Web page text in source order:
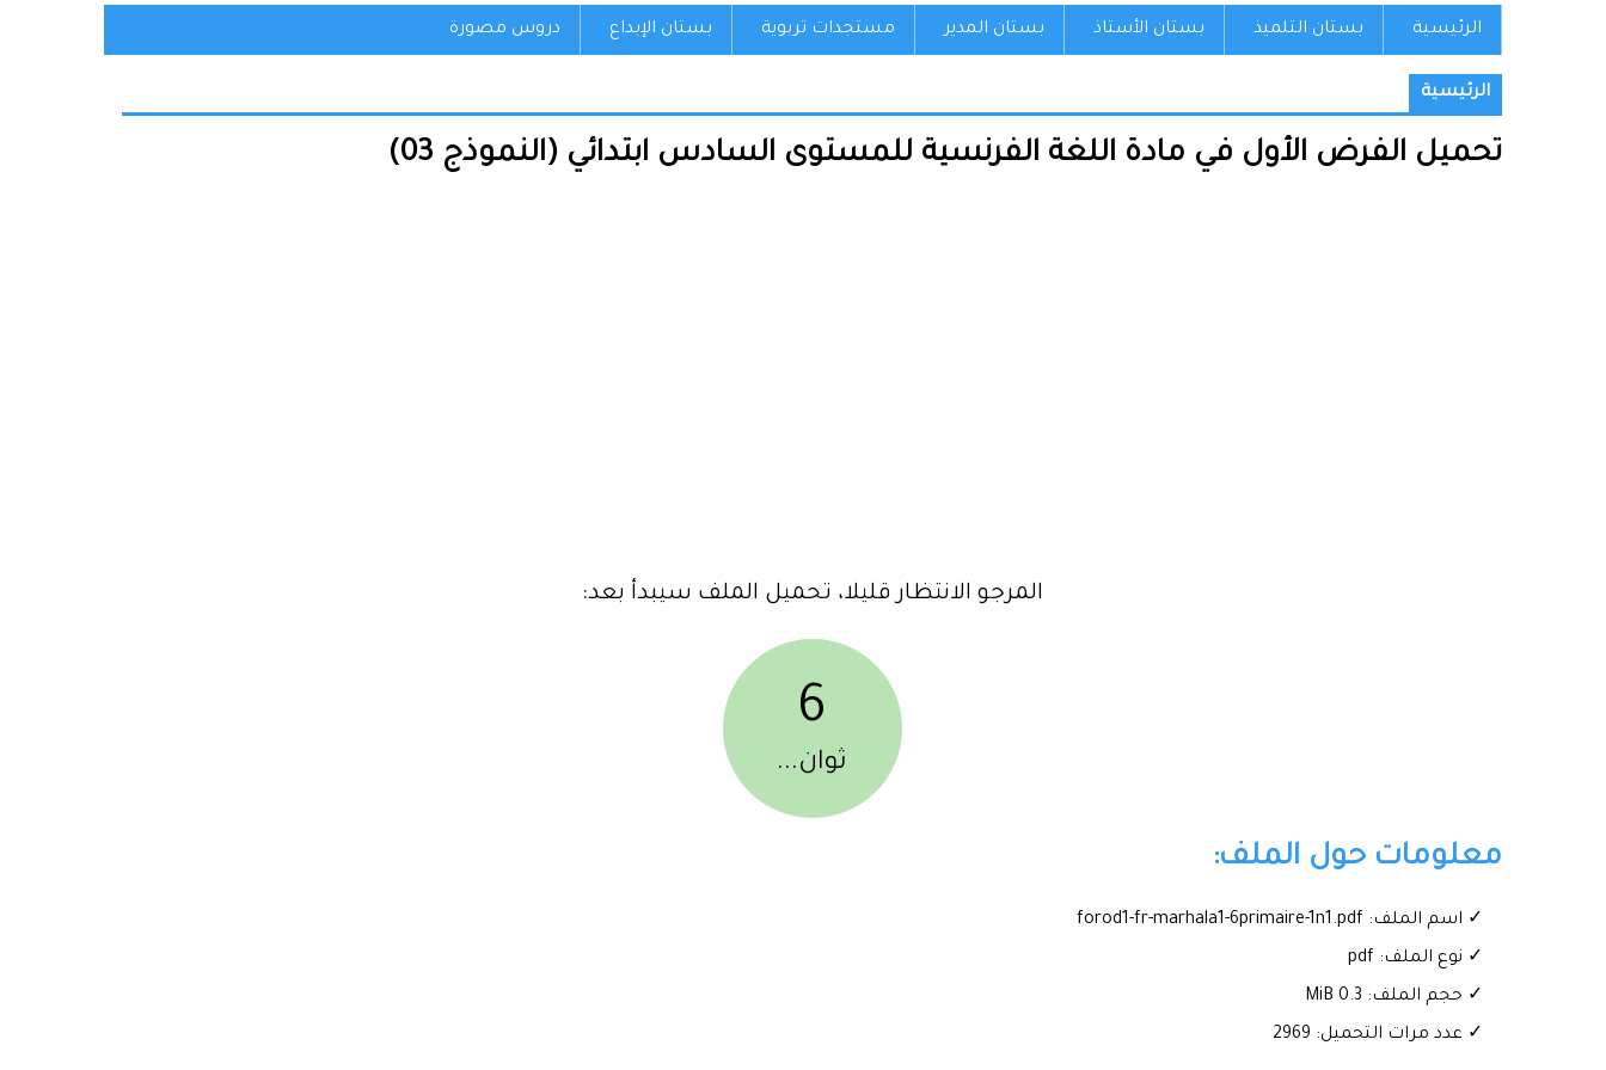
الرئيسية بستان التلميذ بستان الأستاذ بستان المدير مستجدات تربوية بستان الإبداع دروس مصورة
الرئيسية
تحميل الفرض الأول في مادة اللغة الفرنسية للمستوى السادس ابتدائي (النموذج 03)
المرجو الانتظار قليلا، تحميل الملف سيبدأ بعد:
6
ثوان...
معلومات حول الملف:
✓ اسم الملف: forod1-fr-marhala1-6primaire-1n1.pdf
✓ نوع الملف: pdf
✓ حجم الملف: 0.3 MiB
✓ عدد مرات التحميل: 2969